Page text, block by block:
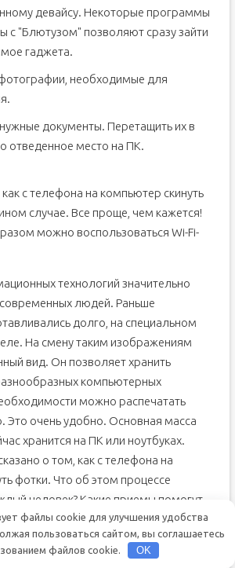
девайсу. Некоторые программы
с "Блютузом" позволяют сразу зайти
гаджета.
необходимые для
документы. Перетащить их в
отведенное место на ПК.
с телефона на компьютер скинуть
случае. Все проще, чем кажется!
можно воспользоваться Wi-Fi-
технологий значительно
людей. Раньше
долго, на специальном
На смену таким изображениям
вид. Он позволяет хранить
компьютерных
можно распечатать
Это очень удобно. Основная масса
хранится на ПК или ноутбуках.
о том, как с телефона на
фотки. Что об этом процессе
человек? Какие приемы помогут
в жизнь?
файлы cookie для улучшения удобства
пользоваться сайтом, вы соглашаетесь
файлов cookie.
OK